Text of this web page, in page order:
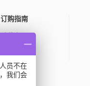
订购指南
查找产品
订购产品
员不在
我们会